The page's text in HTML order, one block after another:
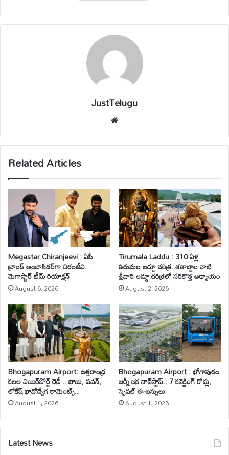
JustTelugu
bsi
te
Related Articles
Megastar Chiranjeevi : ఏపీ
బ్రాండ్ అంబాసిడర్‌గా చిరంజీవి..
మెగాస్టార్ టీమ్ రియాక్షన్
August 6, 2026
Tirumala Laddu : 310 ఏళ్ల
తిరుమల లడ్డూ చరిత్ర..శతాబ్దాల నాటి
శ్రీవారి లడ్డూ చరిత్రలో సరికొత్త అధ్యాయం
August 2, 2026
Bhogapuram Airport: ఉత్తరాంధ్ర
కలల ఎయిర్‌పోర్ట్ రెడీ .. బాబు, పవన్,
లోకేష్ భావోద్వేగ కామెంట్స్..
August 1, 2026
Bhogapuram Airport : భోగాపురం
జర్నీ ఇక నాన్‌స్టాప్.. 7 కనెక్టింగ్ రోడ్లు,
స్పెషల్ ఈ-బస్సులు
August 1, 2026
Latest News